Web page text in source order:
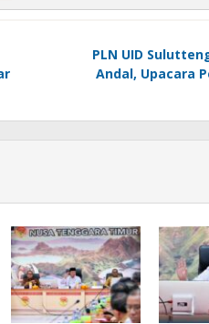
PLN UID
Andal, Upacara